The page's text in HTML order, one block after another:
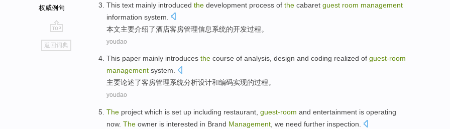
权威例句
go
top
返回词典
This text mainly introduced the development process of the cabaret guest room management
information system
本文主要介绍了酒店客房管理信息系统的开发过程。
youdao
This paper mainly introduces the course of analysis, design and coding realized of guest-room
management system.
主要论述了客房管理系统分析设计和编码实现的过程。
youdao
The project which is set up including restaurant guest-room and entertainment is operating
now. The owner is interested in Brand Management we need further inspection